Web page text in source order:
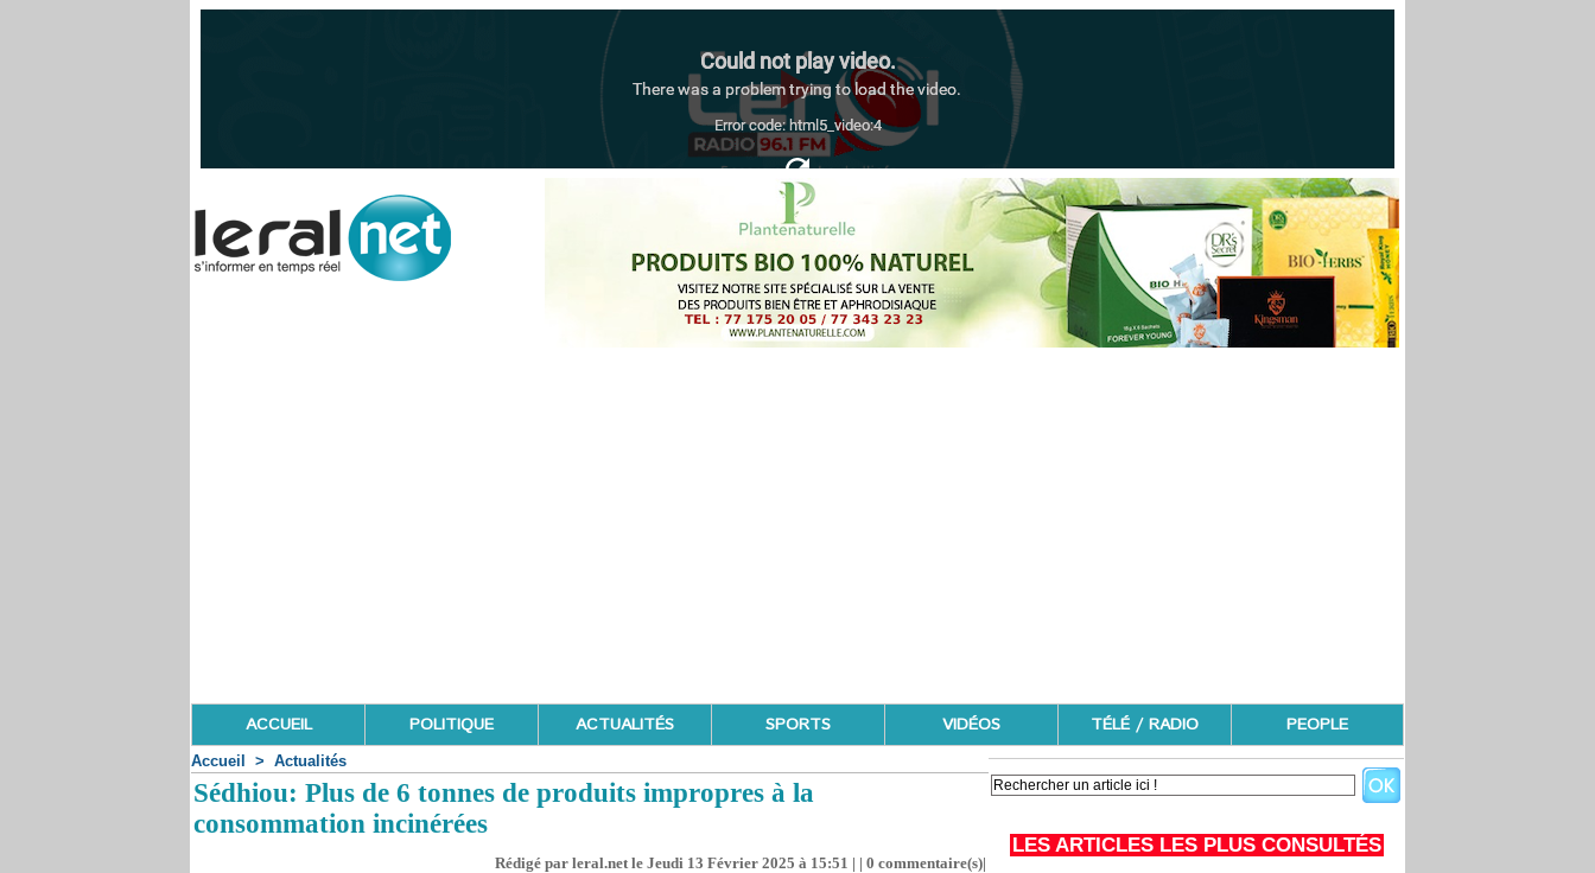
ACCUEIL POLITIQUE ACTUALITÉS SPORTS VIDÉOS TÉLÉ / RADIO PEOPLE
Accueil > Actualités
Sédhiou: Plus de 6 tonnes de produits impropres à la
consommation incinérées
Rédigé par leral.net le Jeudi 13 Février 2025 à 15:51 | | 0 commentaire(s)|
LES ARTICLES LES PLUS CONSULTÉS